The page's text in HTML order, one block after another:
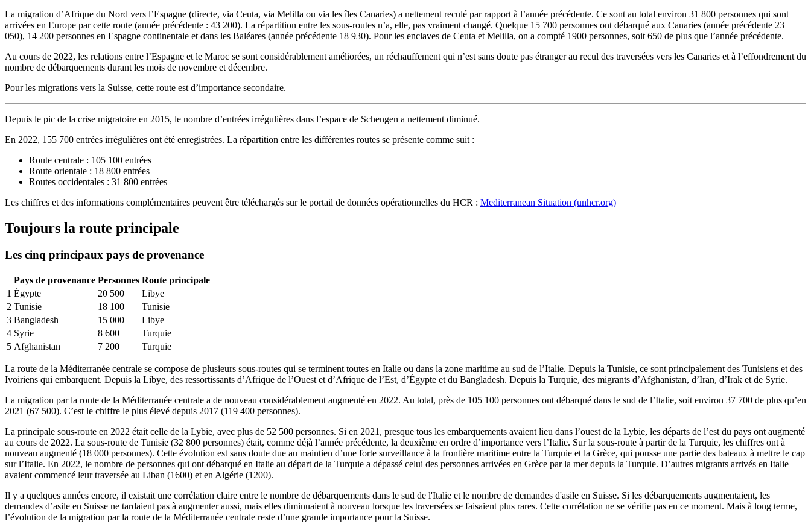
La migration d’Afrique du Nord vers l’Espagne (directe, via Ceuta, via Melilla ou via les îles Canaries) a nettement reculé par rapport à l’année précédente. Ce sont au total environ 31 800 personnes qui sont
arrivées en Europe par cette route (année précédente : 43 200). La répartition entre les sous-routes n’a, elle, pas vraiment changé. Quelque 15 700 personnes ont débarqué aux Canaries (année précédente 23
050), 14 200 personnes en Espagne continentale et dans les Baléares (année précédente 18 930). Pour les enclaves de Ceuta et Melilla, on a compté 1900 personnes, soit 650 de plus que l’année précédente.
Au cours de 2022, les relations entre l’Espagne et le Maroc se sont considérablement améliorées, un réchauffement qui n’est sans doute pas étranger au recul des traversées vers les Canaries et à l’effondrement du
nombre de débarquements durant les mois de novembre et décembre.
Pour les migrations vers la Suisse, cette route est d’importance secondaire.
Depuis le pic de la crise migratoire en 2015, le nombre d’entrées irrégulières dans l’espace de Schengen a nettement diminué.
En 2022, 155 700 entrées irrégulières ont été enregistrées. La répartition entre les différentes routes se présente comme suit :
Route centrale : 105 100 entrées
Route orientale : 18 800 entrées
Routes occidentales : 31 800 entrées
Les chiffres et des informations complémentaires peuvent être téléchargés sur le portail de données opérationnelles du HCR : Mediterranean Situation (unhcr.org)
Toujours la route principale
Les cinq principaux pays de provenance
Pays de provenance Personnes Route principale
1 Égypte 20 500
Libye
2 Tunisie 18 100
Tunisie
3 Bangladesh 15 000
Libye
4 Syrie 8 600
Turquie
5 Afghanistan 7 200 Turquie
La route de la Méditerranée centrale se compose de plusieurs sous-routes qui se terminent toutes en Italie ou dans la zone maritime au sud de l’Italie. Depuis la Tunisie, ce sont principalement des Tunisiens et des
Ivoiriens qui embarquent. Depuis la Libye, des ressortissants d’Afrique de l’Ouest et d’Afrique de l’Est, d’Égypte et du Bangladesh. Depuis la Turquie, des migrants d’Afghanistan, d’Iran, d’Irak et de Syrie.
La migration par la route de la Méditerranée centrale a de nouveau considérablement augmenté en 2022. Au total, près de 105 100 personnes ont débarqué dans le sud de l’Italie, soit environ 37 700 de plus qu’en
2021 (67 500). C’est le chiffre le plus élevé depuis 2017 (119 400 personnes).
La principale sous-route en 2022 était celle de la Lybie, avec plus de 52 500 personnes. Si en 2021, presque tous les embarquements avaient lieu dans l’ouest de la Lybie, les départs de l’est du pays ont augmenté
au cours de 2022. La sous-route de Tunisie (32 800 personnes) était, comme déjà l’année précédente, la deuxième en ordre d’importance vers l’Italie. Sur la sous-route à partir de la Turquie, les chiffres ont à
nouveau augmenté (18 000 personnes). Cette évolution est sans doute due au maintien d’une forte surveillance à la frontière maritime entre la Turquie et la Grèce, qui pousse une partie des bateaux à mettre le cap
sur l’Italie. En 2022, le nombre de personnes qui ont débarqué en Italie au départ de la Turquie a dépassé celui des personnes arrivées en Grèce par la mer depuis la Turquie. D’autres migrants arrivés en Italie
avaient commencé leur traversée au Liban (1600) et en Algérie (1200).
Il y a quelques années encore, il existait une corrélation claire entre le nombre de débarquements dans le sud de l'Italie et le nombre de demandes d'asile en Suisse. Si les débarquements augmentaient, les
demandes d’asile en Suisse ne tardaient pas à augmenter aussi, mais elles diminuaient à nouveau lorsque les traversées se faisaient plus rares. Cette corrélation ne se vérifie pas en ce moment. Mais à long terme,
l’évolution de la migration par la route de la Méditerranée centrale reste d’une grande importance pour la Suisse.